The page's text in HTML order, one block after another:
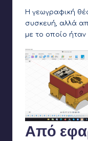
Η γεωγραφική
συσκευή, αλλά
με το οποίο ήταν
Από